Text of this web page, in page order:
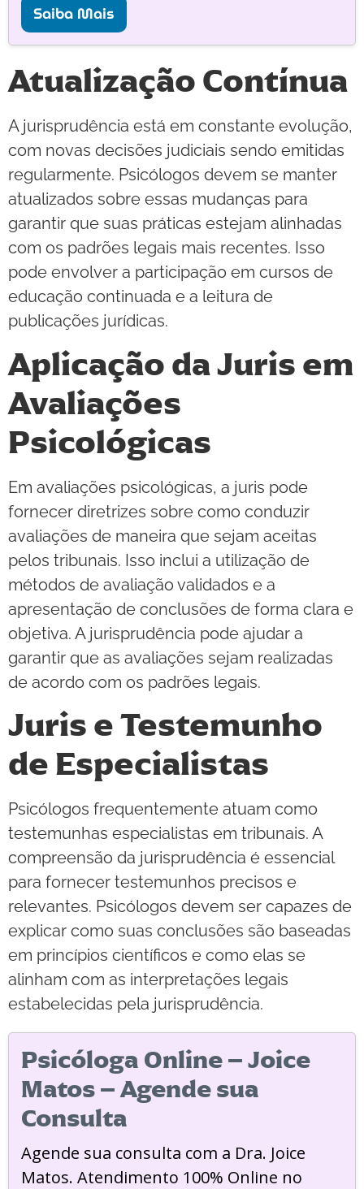
Saiba Mais
Atualização Contínua
A jurisprudência está em constante evolução,
com novas decisões judiciais sendo emitidas
regularmente. Psicólogos devem se manter
atualizados sobre essas mudanças para
garantir que suas práticas estejam alinhadas
com os padrões legais mais recentes. Isso
pode envolver a participação em cursos de
educação continuada e a leitura de
publicações jurídicas.
Aplicação da Juris em
Avaliações
Psicológicas
Em avaliações psicológicas, a juris pode
fornecer diretrizes sobre como conduzir
avaliações de maneira que sejam aceitas
pelos tribunais. Isso inclui a utilização de
métodos de avaliação validados e a
apresentação de conclusões de forma clara e
objetiva. A jurisprudência pode ajudar a
garantir que as avaliações sejam realizadas
de acordo com os padrões legais.
Juris e Testemunho
de Especialistas
Psicólogos frequentemente atuam como
testemunhas especialistas em tribunais. A
compreensão da jurisprudência é essencial
para fornecer testemunhos precisos e
relevantes. Psicólogos devem ser capazes de
explicar como suas conclusões são baseadas
em princípios científicos e como elas se
alinham com as interpretações legais
estabelecidas pela jurisprudência.
Psicóloga Online – Joice
Matos – Agende sua
Consulta
Agende sua consulta com a Dra. Joice
Matos. Atendimento 100% Online no